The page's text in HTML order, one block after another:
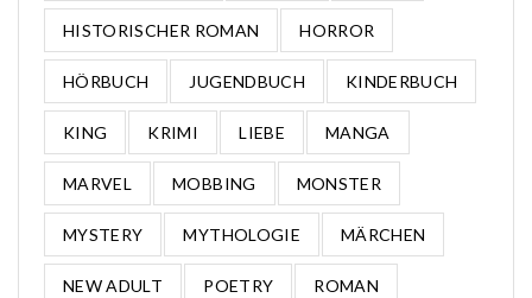
HISTORISCHER ROMAN HORROR
HÖRBUCH JUGENDBUCH KINDERBUCH
KING KRIMI LIEBE MANGA
MARVEL MOBBING MONSTER
MYSTERY MYTHOLOGIE MÄRCHEN
NEW ADULT POETRY ROMAN